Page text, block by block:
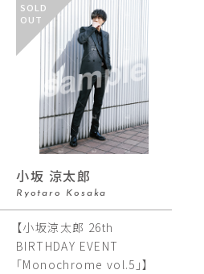
SOLD
OUT
小坂 涼太郎
Ryotaro Kosaka
【小坂涼太郎 26th
BIRTHDAY EVENT
「Monochrome vol.5」】